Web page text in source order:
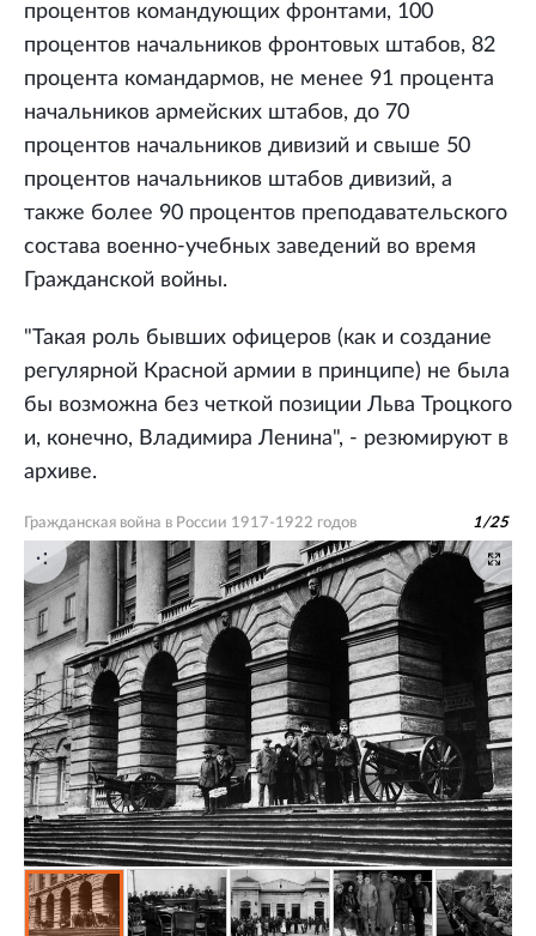
процентов командующих фронтами, 100
процентов начальников фронтовых штабов, 82
процента командармов, не менее 91 процента
начальников армейских штабов, до 70
процентов начальников дивизий и свыше 50
процентов начальников штабов дивизий, а
также более 90 процентов преподавательского
состава военно-учебных заведений во время
Гражданской войны.
"Такая роль бывших офицеров (как и создание
регулярной Красной армии в принципе) не была
бы возможна без четкой позиции Льва Троцкого
и, конечно, Владимира Ленина", - резюмируют в
архиве.
Гражданская война в России 1917-1922 годов 1/25